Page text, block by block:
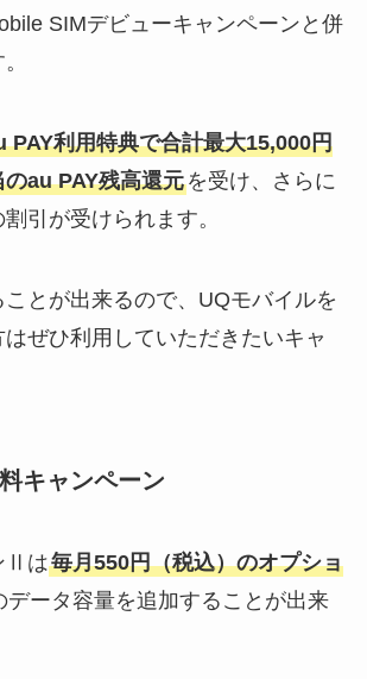
SIMデビューキャンペーンと併
PAY利用特典で合計最大15,000円
au PAY残高還元を受け、さらに
引が受けられます。
とが出来るので、UQモバイルを
ぜひ利用していただきたいキャ
キャンペーン
Ⅱは毎月550円（税込）のオプショ
データ容量を追加することが出来